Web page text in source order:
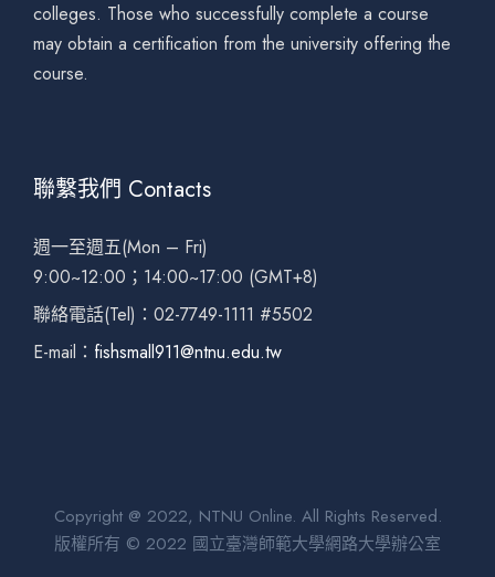
colleges. Those who successfully complete a course
may obtain a certification from the university offering the
course.
聯繫我們 Contacts
週一至週五(Mon – Fri)
9:00~12:00；14:00~17:00 (GMT+8)
聯絡電話(Tel)：02-7749-1111 #5502
E-mail： fishsmall911@ntnu.edu.tw
Copyright @ 2022, NTNU Online. All Rights Reserved.
版權所有 © 2022 國立臺灣師範大學網路大學辦公室